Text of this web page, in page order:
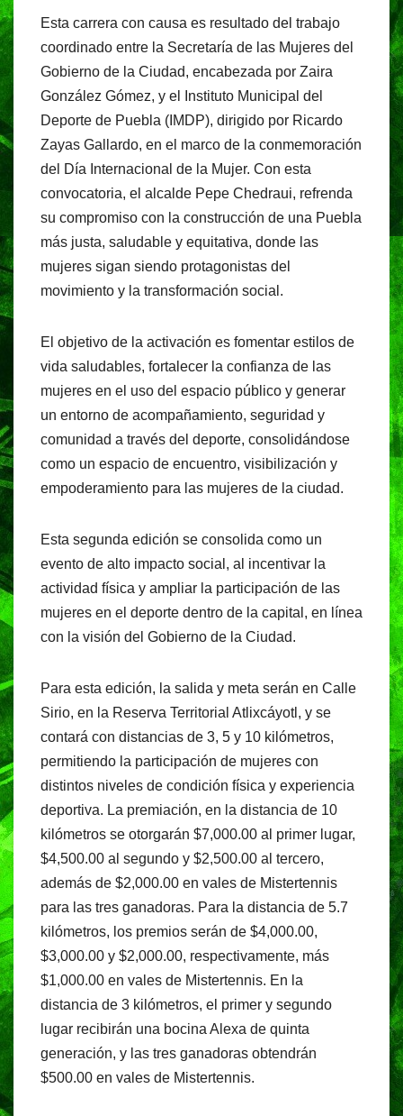
Esta carrera con causa es resultado del trabajo
coordinado entre la Secretaría de las Mujeres del
Gobierno de la Ciudad, encabezada por Zaira
González Gómez, y el Instituto Municipal del
Deporte de Puebla (IMDP), dirigido por Ricardo
Zayas Gallardo, en el marco de la conmemoración
del Día Internacional de la Mujer. Con esta
convocatoria, el alcalde Pepe Chedraui, refrenda
su compromiso con la construcción de una Puebla
más justa, saludable y equitativa, donde las
mujeres sigan siendo protagonistas del
movimiento y la transformación social.
El objetivo de la activación es fomentar estilos de
vida saludables, fortalecer la confianza de las
mujeres en el uso del espacio público y generar
un entorno de acompañamiento, seguridad y
comunidad a través del deporte, consolidándose
como un espacio de encuentro, visibilización y
empoderamiento para las mujeres de la ciudad.
Esta segunda edición se consolida como un
evento de alto impacto social, al incentivar la
actividad física y ampliar la participación de las
mujeres en el deporte dentro de la capital, en línea
con la visión del Gobierno de la Ciudad.
Para esta edición, la salida y meta serán en Calle
Sirio, en la Reserva Territorial Atlixcáyotl, y se
contará con distancias de 3, 5 y 10 kilómetros,
permitiendo la participación de mujeres con
distintos niveles de condición física y experiencia
deportiva. La premiación, en la distancia de 10
kilómetros se otorgarán $7,000.00 al primer lugar,
$4,500.00 al segundo y $2,500.00 al tercero,
además de $2,000.00 en vales de Mistertennis
para las tres ganadoras. Para la distancia de 5.7
kilómetros, los premios serán de $4,000.00,
$3,000.00 y $2,000.00, respectivamente, más
$1,000.00 en vales de Mistertennis. En la
distancia de 3 kilómetros, el primer y segundo
lugar recibirán una bocina Alexa de quinta
generación, y las tres ganadoras obtendrán
$500.00 en vales de Mistertennis.